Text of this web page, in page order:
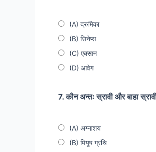
(A) द्रुमिका
(B) सिनेप्स
(C) एक्सान
(D) आवेग
7. कौन अन्तः स्रावी और बाहा
(A) अग्नाशय
(B) पियूष ग्रंथि